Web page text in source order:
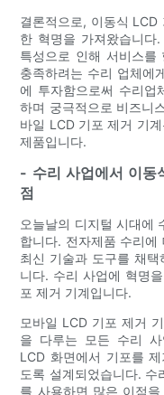
결론적으로, 이동식 LCD
한 혁명을 가져왔습니다
특성으로 인해 서비스를
충족하려는 수리 업체에
에 투자함으로써 수리업
하며 궁극적으로 비즈니
바일 LCD 기포 제거 기
제품입니다.
- 수리 사업에서 이동
점
오늘날의 디지털 시대에
합니다. 전자제품 수리
최신 기술과 도구를 채
니다. 수리 사업에 혁명
포 제거 기계입니다.
모바일 LCD 기포 제거
을 다루는 모든 수리
LCD 화면에서 기포를
도록 설계되었습니다.
를 사용하면 많은 이점